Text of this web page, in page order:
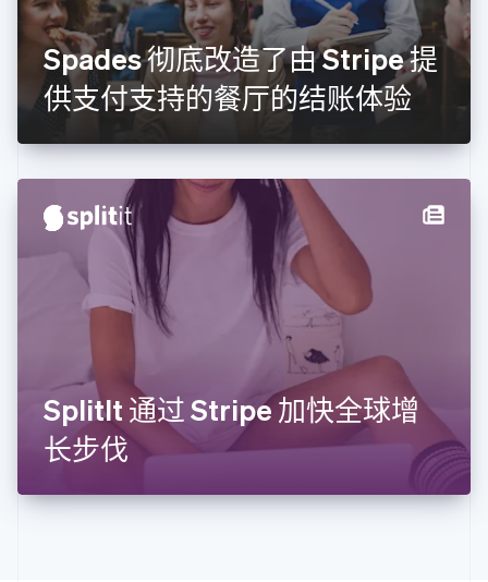
Spades 彻底改造了由 Stripe 提
供支付支持的餐厅的结账体验
SplitIt 通过 Stripe 加快全球增
长步伐
荷兰
NederlandsEnglish
加拿大
EnglishFrançais
捷克
克罗地亚
拉脱维亚
English
立陶宛
列支敦士登
Deutsch English
Deutsch
罗马尼亚
English
马尔他
English
马来西亚
美国